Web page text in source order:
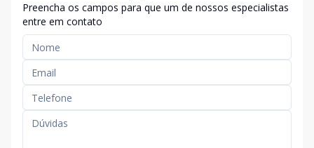
Preencha os campos para que um de nossos especialistas
entre em contato